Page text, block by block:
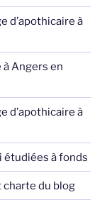
d’apothicaire à
Angers en
d’apothicaire à
étudiées à fonds
charte du blog